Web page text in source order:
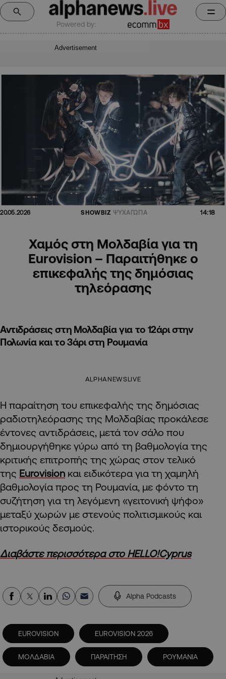
Powered by:
Advertisement
20.05.2026 SHOWBIZ ΨΥΧΑΓΩΓΙΑ 14:18
Χαμός στη Μολδαβία για τη
Eurovision – Παραιτήθηκε ο
επικεφαλής της δημόσιας
τηλεόρασης
Αντιδράσεις στη Μολδαβία για το 12άρι στην
Πολωνία και το 3άρι στη Ρουμανία
ALPHANEWSLIVE
Η παραίτηση του επικεφαλής της δημόσιας
ραδιοτηλεόρασης της Μολδαβίας προκάλεσε
έντονες αντιδράσεις, μετά τον σάλο που
δημιουργήθηκε γύρω από τη βαθμολογία της
κριτικής επιτροπής της χώρας στον τελικό
της Eurovision και ειδικότερα για τη χαμηλή
βαθμολογία προς τη Ρουμανία, με φόντο τη
συζήτηση για τη λεγόμενη «γειτονική ψήφο»
μεταξύ χωρών με στενούς πολιτισμικούς και
ιστορικούς δεσμούς.
Διαβάστε περισσότερα στο HELLO!Cyprus
Alpha Podcasts
EUROVISION EUROVISION 2026
ΜΟΛΔΑΒΙΑ ΠΑΡΑΙΤΗΣΗ ΡΟΥΜΑΝΙΑ